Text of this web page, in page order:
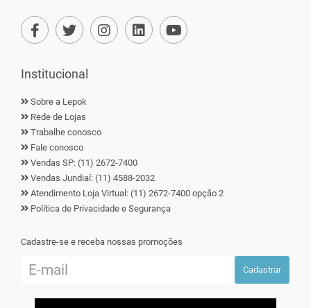
Institucional
Sobre a Lepok
Rede de Lojas
Trabalhe conosco
Fale conosco
Vendas SP: (11) 2672-7400
Vendas Jundiaí: (11) 4588-2032
Atendimento Loja Virtual: (11) 2672-7400 opção 2
Política de Privacidade e Segurança
Cadastre-se e receba nossas promoções
Cadastrar